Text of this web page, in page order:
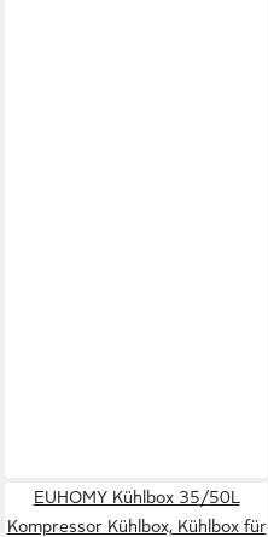
EUHOMY Kühlbox 35/50L
Kompressor Kühlbox, Kühlbox für